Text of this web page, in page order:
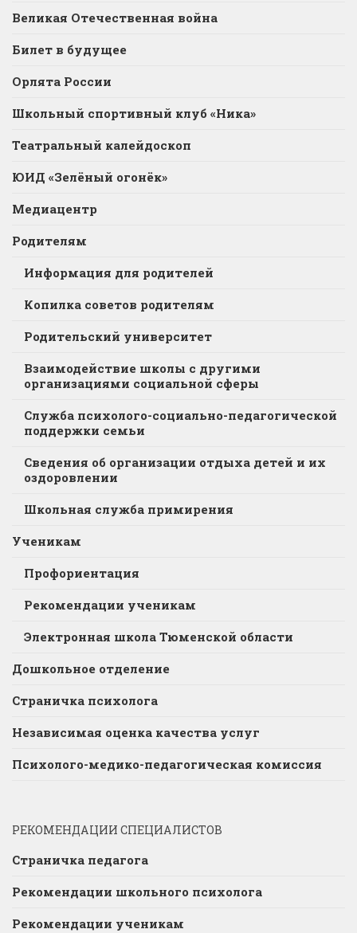
Великая Отечественная война
Билет в будущее
Орлята России
Школьный спортивный клуб «Ника»
Театральный калейдоскоп
ЮИД «Зелёный огонёк»
Медиацентр
Родителям
Информация для родителей
Копилка советов родителям
Родительский университет
Взаимодействие школы с другими
организациями социальной сферы
Служба психолого-социально-педагогической
поддержки семьи
Сведения об организации отдыха детей и их
оздоровлении
Школьная служба примирения
Ученикам
Профориентация
Рекомендации ученикам
Электронная школа Тюменской области
Дошкольное отделение
Страничка психолога
Независимая оценка качества услуг
Психолого-медико-педагогическая комиссия
РЕКОМЕНДАЦИИ СПЕЦИАЛИСТОВ
Страничка педагога
Рекомендации школьного психолога
Рекомендации ученикам